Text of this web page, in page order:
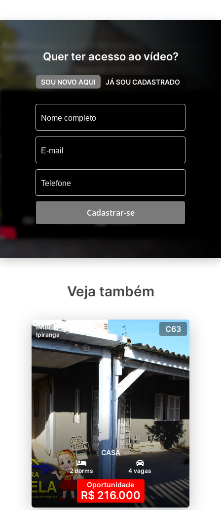
Quer ter acesso ao vídeo?
SOU NOVO AQUI JÁ SOU CADASTRADO
Cadastrar-se
Assista aqui o vídeo do imóvel! Se inscreva em
nosso canal do YouTube para receber sempre
Veja também
IMBÉ
Ipiranga
C63
CASA
2 dorms 4 vagas
Oportunidade
R$ 216.000